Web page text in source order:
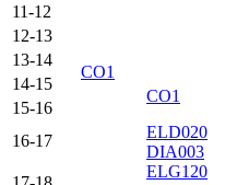
11-12
12-13
13-14
CO1
14-15
CO1
15-16
16-17
ELD020
DIA003
ELG120